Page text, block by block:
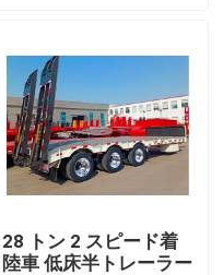
ク
28 トン 2 スピード着
陸車 低床半トレーラー